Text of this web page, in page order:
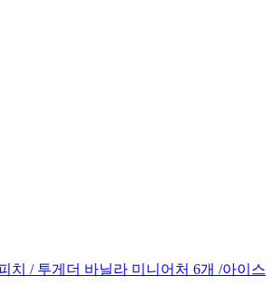
치 / 투게더 바닐라 미니어처 6개 /아이스